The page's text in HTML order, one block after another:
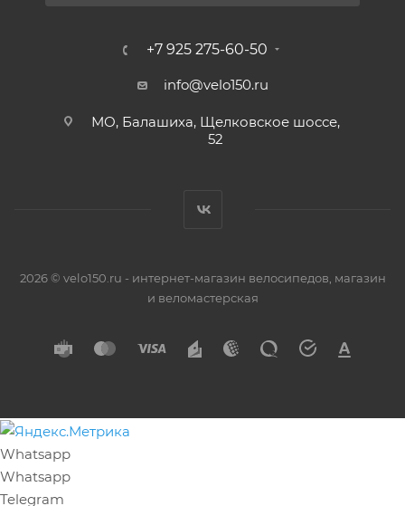
+7 925 275-60-50
info@velo150.ru
МО, Балашиха, Щелковское шоссе,
52
2026 © velo150.ru - интернет-магазин велосипедов, магазин
и веломастерская
Whatsapp
Whatsapp
Telegram